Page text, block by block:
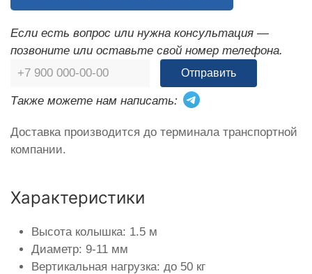
Если есть вопрос или нужна консультация —
позвоните или оставьте свой номер телефона.
Отправить
Также можете нам написать:
Доставка производится до терминала транспортной
компании.
Характеристики
Высота колышка: 1.5 м
Диаметр: 9-11 мм
Вертикальная нагрузка: до 50 кг